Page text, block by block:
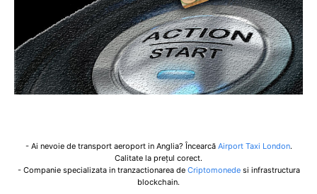
- Ai nevoie de transport aeroport in Anglia? Încearcă Airport Taxi London.
Calitate la prețul corect.
- Companie specializata in tranzactionarea de Criptomonedesi infrastructura
blockchain.